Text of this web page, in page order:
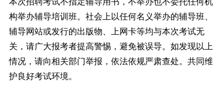
构举办辅导培训班。社会上以任何名义举办的辅导班、
辅导网站或发行的出版物、上网卡等均与本次考试无
关，请广大报考者提高警惕，避免被误导。如发现以上
情况，请向相关部门举报，依法依规严肃查处。共同维
护良好考试环境。